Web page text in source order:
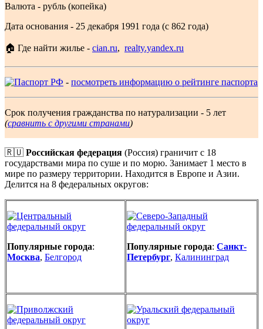
Валюта - рубль (копейка)
Дата основания - 25 декабря 1991 года (с 862 года)
🏠 Где найти жилье - cian.ru, realty.yandex.ru
- посмотреть информацию о рейтинге паспорта
Срок получения гражданства по натурализации - 5 лет
(сравнить с другими странами)
🇷🇺 Российская федерация (Россия) граничит с 18
государствами мира по суше и по морю. Занимает 1 место в
мире по размеру территории. Находится в Европе и Азии.
Делится на 8 федеральных округов:
Популярные города:
Москва, Белгород
Популярные города: Санкт-
Петербург, Калининград